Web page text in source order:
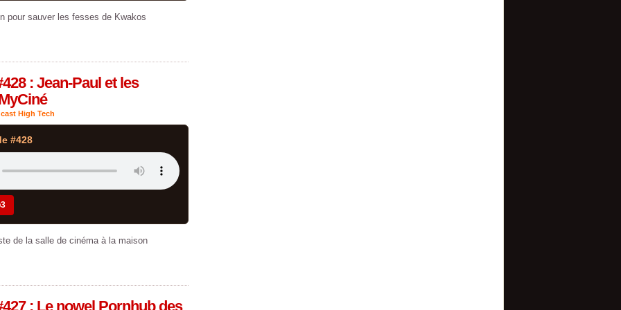
pour sauver les fesses de Kwakos
: Jean-Paul et les
High Tech
#428
de la salle de cinéma à la maison
: Le nowel Pornhub des